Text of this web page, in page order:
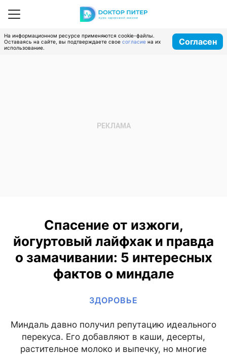
На информационном ресурсе применяются cookie-файлы.
Оставаясь на сайте, вы подтверждаете свое согласие на их
использование.
Согласен
Спасение от изжоги,
йогуртовый лайфхак и правда
о замачивании: 5 интересных
фактов о миндале
ЗДОРОВЬЕ
Миндаль давно получил репутацию идеального
перекуса. Его добавляют в каши, десерты,
растительное молоко и выпечку, но многие